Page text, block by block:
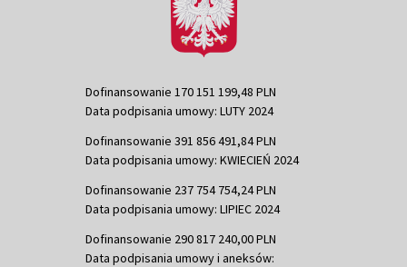
Dofinansowanie 170 151 199,48 PLN
Data podpisania umowy: LUTY 2024
Dofinansowanie 391 856 491,84 PLN
Data podpisania umowy: KWIECIEŃ 2024
Dofinansowanie 237 754 754,24 PLN
Data podpisania umowy: LIPIEC 2024
Dofinansowanie 290 817 240,00 PLN
Data podpisania umowy i aneksów: